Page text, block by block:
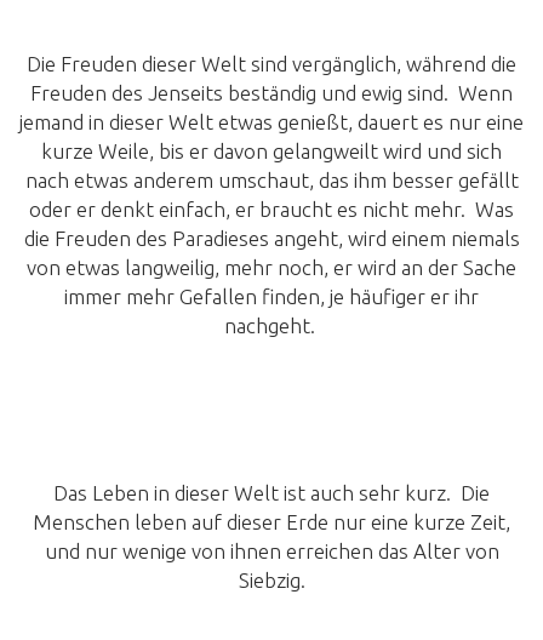
Die Freuden dieser Welt sind vergänglich, während die
Freuden des Jenseits beständig und ewig sind. Wenn
jemand in dieser Welt etwas genießt, dauert es nur eine
kurze Weile, bis er davon gelangweilt wird und sich
nach etwas anderem umschaut, das ihm besser gefällt
oder er denkt einfach, er braucht es nicht mehr. Was
die Freuden des Paradieses angeht, wird einem niemals
von etwas langweilig, mehr noch, er wird an der Sache
immer mehr Gefallen finden, je häufiger er ihr
nachgeht.
Das Leben in dieser Welt ist auch sehr kurz. Die
Menschen leben auf dieser Erde nur eine kurze Zeit,
und nur wenige von ihnen erreichen das Alter von
Siebzig.